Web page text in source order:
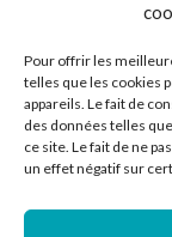
Pour offrir les
telles que les cookies
appareils. Le fait de
des données telles
ce site. Le fait de ne
un effet négatif sur
*TVA non applicable